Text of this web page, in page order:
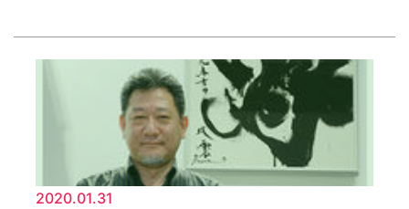
2020.01.31